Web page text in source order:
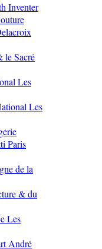
Inventer
le Sacré
Les
Les
Paris
de la
& du
Les
André